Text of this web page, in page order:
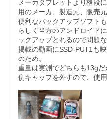
メーカタブレットより格段
用のメーカ、製造元、販売元
便利なバックアップソフト
らしく当方のアンドロイド
ックアップとれるので問題な
掲載の動画にSSD-PUT1も
のため。
重量は実測でどちらも13g